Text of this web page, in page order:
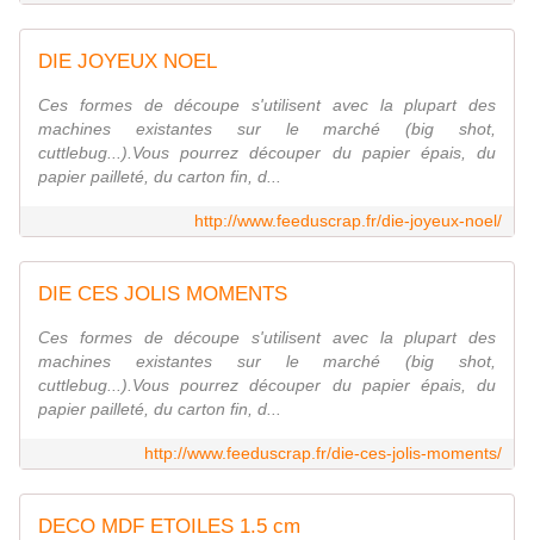
DIE JOYEUX NOEL
Ces formes de découpe s'utilisent avec la plupart des
machines existantes sur le marché (big shot,
cuttlebug...).Vous pourrez découper du papier épais, du
papier pailleté, du carton fin, d...
http://www.feeduscrap.fr/die-joyeux-noel/
DIE CES JOLIS MOMENTS
Ces formes de découpe s'utilisent avec la plupart des
machines existantes sur le marché (big shot,
cuttlebug...).Vous pourrez découper du papier épais, du
papier pailleté, du carton fin, d...
http://www.feeduscrap.fr/die-ces-jolis-moments/
DECO MDF ETOILES 1.5 cm